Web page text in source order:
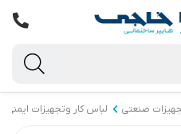
صنعتی لباس کار وتجهیزات ایمنی (HSE)